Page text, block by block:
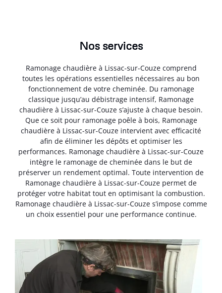
Nos services
Ramonage chaudière à Lissac-sur-Couze comprend
toutes les opérations essentielles nécessaires au bon
fonctionnement de votre cheminée. Du ramonage
classique jusqu’au débistrage intensif, Ramonage
chaudière à Lissac-sur-Couze s’ajuste à chaque besoin.
Que ce soit pour ramonage poêle à bois, Ramonage
chaudière à Lissac-sur-Couze intervient avec efficacité
afin de éliminer les dépôts et optimiser les
performances. Ramonage chaudière à Lissac-sur-Couze
intègre le ramonage de cheminée dans le but de
préserver un rendement optimal. Toute intervention de
Ramonage chaudière à Lissac-sur-Couze permet de
protéger votre habitat tout en optimisant la combustion.
Ramonage chaudière à Lissac-sur-Couze s’impose comme
un choix essentiel pour une performance continue.